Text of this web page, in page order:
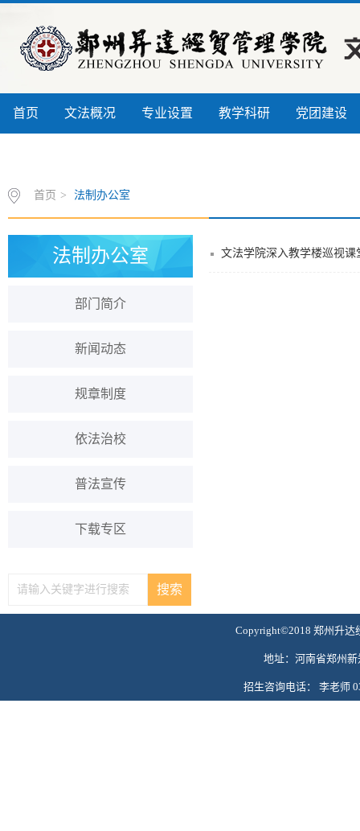
首页 文法概况 专业设置 教学科研 党团建设
首页 > 法制办公室
法制办公室
部门简介
新闻动态
规章制度
依法治校
普法宣传
下载专区
文法学院深入教学楼巡视课
Copyright©2018 郑州升达
地址：河南省郑州
招生咨询电话： 李老师